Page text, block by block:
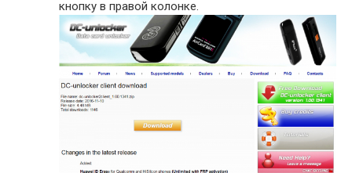
кнопку в правой колонке.